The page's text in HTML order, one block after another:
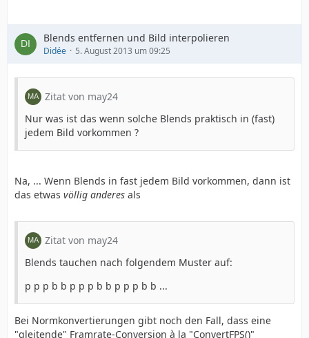
Blends entfernen und Bild interpolieren
Didée 5. August 2013 um 09:25
Zitat von may24
Nur was ist das wenn solche Blends praktisch in (fast)
jedem Bild vorkommen ?
Na, ... Wenn Blends in fast jedem Bild vorkommen, dann ist
das etwas völlig anderes als
Zitat von may24
Blends tauchen nach folgendem Muster auf:
p p p b b p p p b b p p p b b ...
Bei Normkonvertierungen gibt noch den Fall, dass eine
"gleitende" Framrate-Conversion à la "ConvertFPS()"